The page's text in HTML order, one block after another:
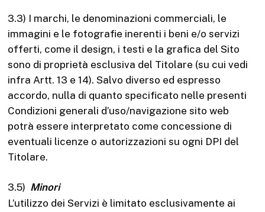
3.3) I marchi, le denominazioni commerciali, le
immagini e le fotografie inerenti i beni e/o servizi
offerti, come il design, i testi e la grafica del Sito
sono di proprietà esclusiva del Titolare (su cui vedi
infra Artt. 13 e 14). Salvo diverso ed espresso
accordo, nulla di quanto specificato nelle presenti
Condizioni generali d’uso/navigazione sito web
potrà essere interpretato come concessione di
eventuali licenze o autorizzazioni su ogni DPI del
Titolare.
3.5) Minori
L’utilizzo dei Servizi è limitato esclusivamente ai